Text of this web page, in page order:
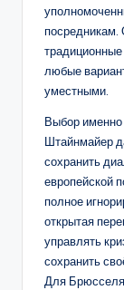
посредникам.
любые
уместными.
Выбор именно
Штайнмайер
сохранить
европейской
полное
открытая
управлять
сохранить
Для Брюсселя